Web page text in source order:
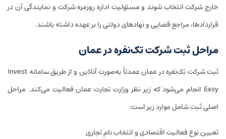
خارج شرکت انتخاب شوند و مسئولیت اداره روزمره شرکت و نمایندگی آن در
قراردادها، مراجع قضایی و نهادهای دولتی را بر عهده داشته باشند.
مراحل ثبت شرکت تک‌نفره در عمان
ثبت شرکت تک‌نفره در عمان عمدتاً به‌صورت آنلاین و از طریق سامانه Invest
Easy انجام می‌شود که زیر نظر وزارت تجارت عمان فعالیت می‌کند. مراحل
اصلی ثبت شامل موارد زیر است:
تعیین نوع فعالیت اقتصادی و انتخاب نام تجاری